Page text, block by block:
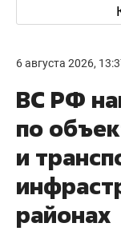
6 августа 2026,
ВС РФ
по
и
районах